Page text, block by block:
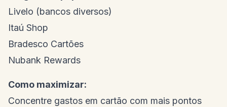
Livelo (bancos diversos)
Itaú Shop
Bradesco Cartões
Nubank Rewards
Como maximizar:
Concentre gastos em cartão com mais pontos